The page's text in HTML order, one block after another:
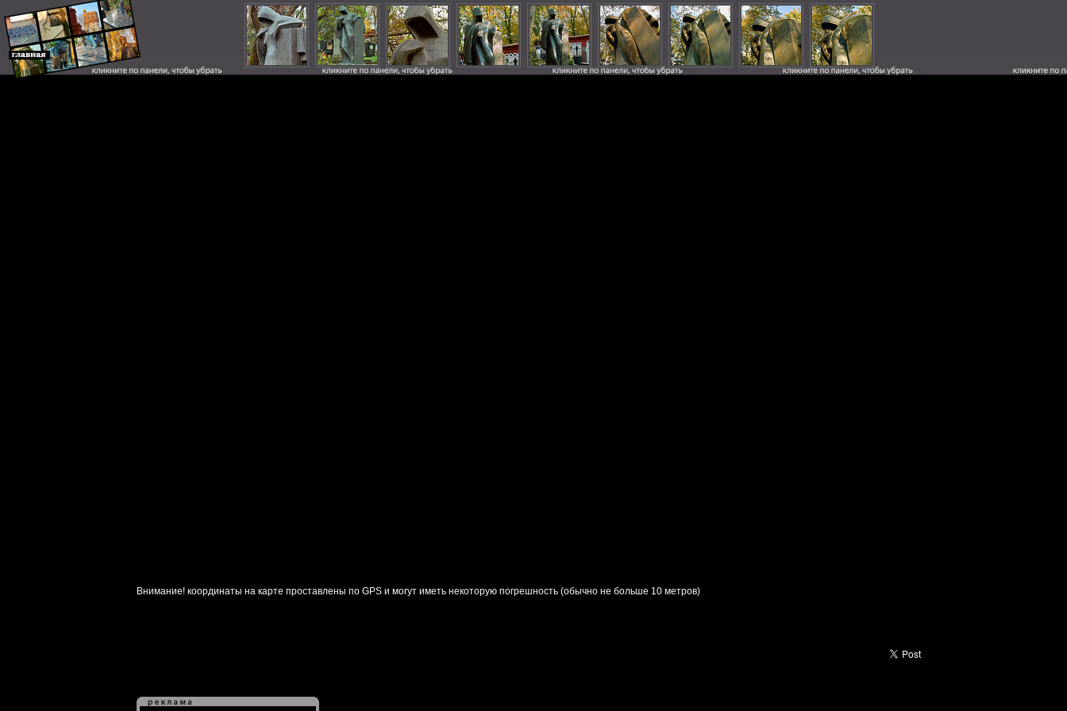
Внимание! координаты на карте проставлены по GPS и могут иметь некоторую погрешность (обычно не больше 10 метров)